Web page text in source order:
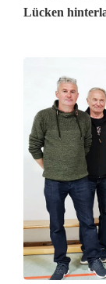
Lücken
V
g
N
e